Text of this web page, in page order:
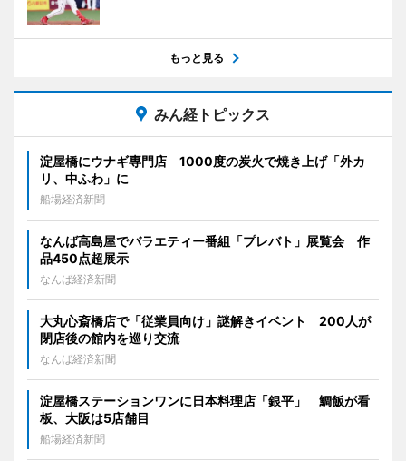
もっと見る
みん経トピックス
淀屋橋にウナギ専門店 1000度の炭火で焼き上げ「外カ
リ、中ふわ」に
船場経済新聞
なんば高島屋でバラエティー番組「プレバト」展覧会 作
品450点超展示
なんば経済新聞
大丸心斎橋店で「従業員向け」謎解きイベント 200人が
閉店後の館内を巡り交流
なんば経済新聞
淀屋橋ステーションワンに日本料理店「銀平」 鯛飯が看
板、大阪は5店舗目
船場経済新聞